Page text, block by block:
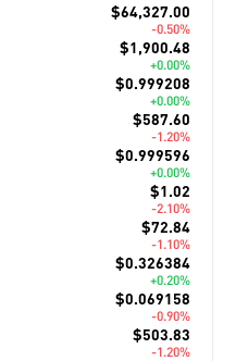
$64,327.00
-0.50%
$1,900.48
+0.00%
$0.999208
+0.00%
$587.60
-1.20%
$0.999596
+0.00%
$1.02
-2.10%
$72.84
-1.10%
$0.326384
+0.20%
$0.069158
-0.90%
$503.83
-1.20%